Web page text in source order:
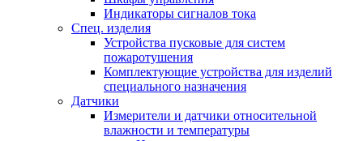
Индикаторы сигналов тока
Спец. изделия
Устройства пусковые для систем
пожаротушения
Комплектующие устройства для изделий
специального назначения
Датчики
Измерители и датчики относительной
влажности и температуры